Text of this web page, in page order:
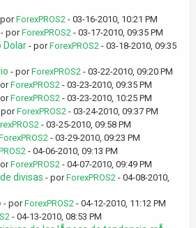
ForexPROS2 - 03-16-2010, 10:21 PM
- porForexPROS2 - 03-17-2010, 09:35 PM
Dolar - porForexPROS2 - 03-18-2010, 09:35
- porForexPROS2 - 03-22-2010, 09:20 PM
ForexPROS2 - 03-23-2010, 09:35 PM
ForexPROS2 - 03-23-2010, 10:25 PM
porForexPROS2 - 03-24-2010, 09:37 PM
- 03-25-2010, 09:58 PM
- 03-29-2010, 09:23 PM
- 04-06-2010, 09:13 PM
ForexPROS2 - 04-07-2010, 09:49 PM
divisas - porForexPROS2 - 04-08-2010,
- porForexPROS2 - 04-12-2010, 11:12 PM
- 04-13-2010, 08:53 PM